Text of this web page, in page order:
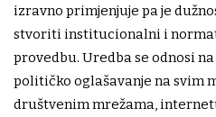
izravno primjenjuje pa je
stvoriti institucionalni i
provedbu. Uredba se odnosi
političko oglašavanje na svim
društvenim mrežama,